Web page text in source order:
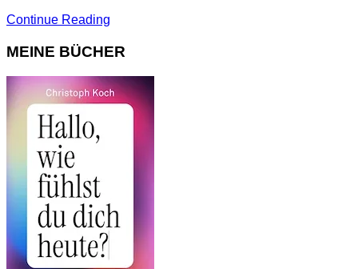
Continue Reading
MEINE BÜCHER